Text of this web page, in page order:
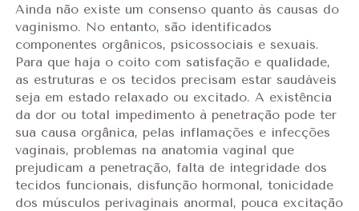
Ainda não existe um consenso quanto às causas do
vaginismo. No entanto, são identificados
componentes orgânicos, psicossociais e sexuais.
Para que haja o coito com satisfação e qualidade,
as estruturas e os tecidos precisam estar saudáveis
seja em estado relaxado ou excitado. A existência
da dor ou total impedimento à penetração pode ter
sua causa orgânica, pelas inflamações e infecções
vaginais, problemas na anatomia vaginal que
prejudicam a penetração, falta de integridade dos
tecidos funcionais, disfunção hormonal, tonicidade
dos músculos perivaginais anormal, pouca excitação